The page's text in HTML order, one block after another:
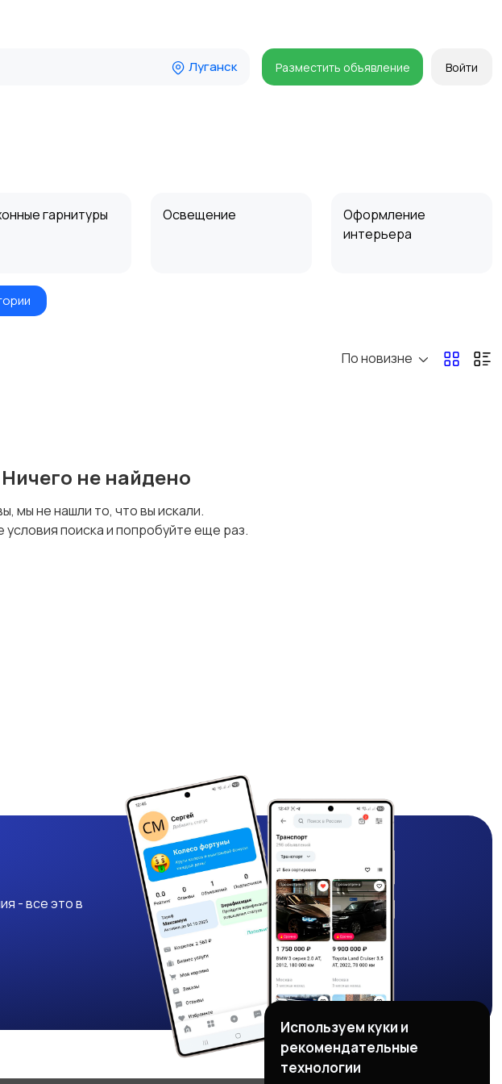
Луганск Разместить объявление Войти
гарнитуры Освещение
Оформление
интерьера
и семена
По новизне
Ничего не найдено
мы не нашли то, что вы искали.
условия поиска и попробуйте еще раз.
- все это в
Используем куки и
рекомендательные
технологии